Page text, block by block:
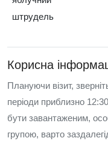
штрудель
Корисна
Плануючи візит,
періоди приблизно
бути завантаженим,
групою, варто